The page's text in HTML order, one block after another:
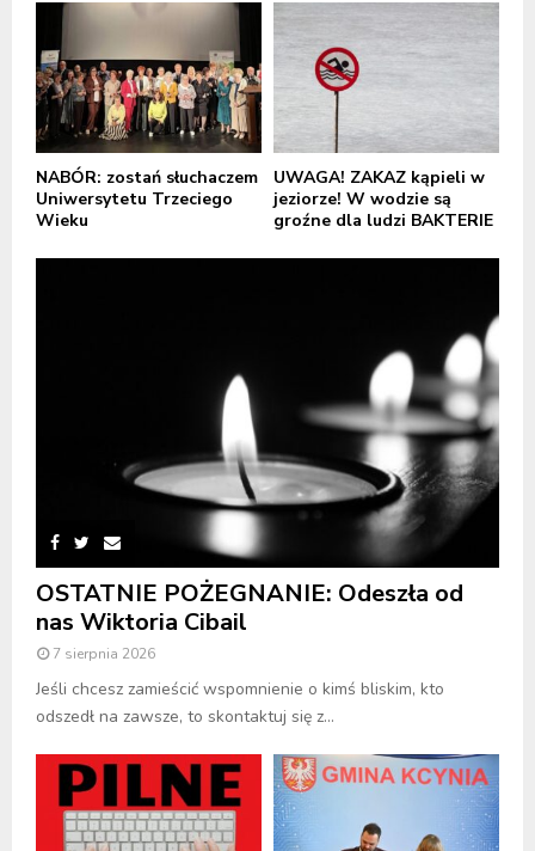
NABÓR: zostań słuchaczem
Uniwersytetu Trzeciego
Wieku
UWAGA! ZAKAZ kąpieli w
jeziorze! W wodzie są
groźne dla ludzi BAKTERIE
OSTATNIE POŻEGNANIE: Odeszła od
nas Wiktoria Cibail
7 sierpnia 2026
Jeśli chcesz zamieścić wspomnienie o kimś bliskim, kto
odszedł na zawsze, to skontaktuj się z...